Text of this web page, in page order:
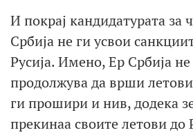
И покрај кандидатурата за
Србија не ги усвои
Русија. Имено, Ер Србија
продолжува да врши летови
ги прошири и нив, додека
прекинаа своите летови до